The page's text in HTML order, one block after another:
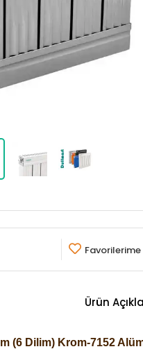
Favorilerime
Ürün
(6 Dilim) Krom-7152